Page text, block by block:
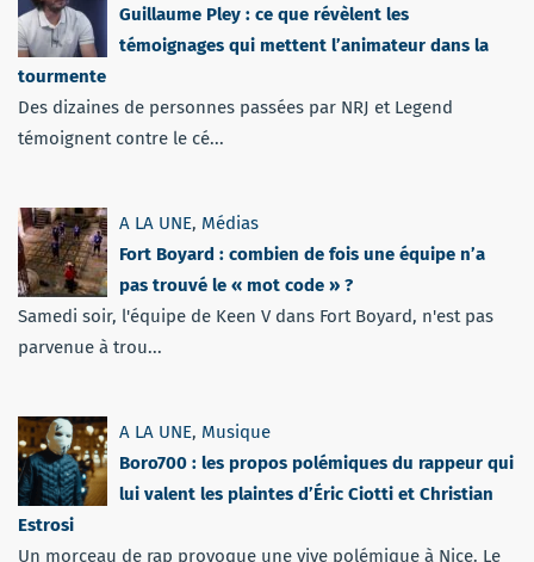
Guillaume Pley : ce que révèlent les
témoignages qui mettent l’animateur dans la
tourmente
Des dizaines de personnes passées par NRJ et Legend
témoignent contre le cé...
A LA UNE, Médias
Fort Boyard : combien de fois une équipe n’a
pas trouvé le « mot code » ?
Samedi soir, l'équipe de Keen V dans Fort Boyard, n'est pas
parvenue à trou...
A LA UNE, Musique
Boro700 : les propos polémiques du rappeur qui
lui valent les plaintes d’Éric Ciotti et Christian
Estrosi
Un morceau de rap provoque une vive polémique à Nice. Le